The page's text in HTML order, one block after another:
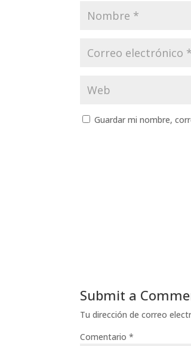
Guardar mi nombre,
Submit a
Tu dirección de correo
Comentario*